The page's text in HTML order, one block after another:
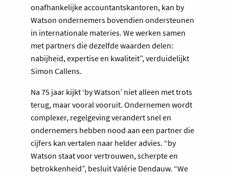
onafhankelijke accountantskantoren, kan by
Watson ondernemers bovendien ondersteunen
in internationale materies. We werken samen
met partners die dezelfde waarden delen:
nabijheid, expertise en kwaliteit”, verduidelijkt
Simon Callens.
Na 75 jaar kijkt ‘by Watson’ niet alleen met trots
terug, maar vooral vooruit. Ondernemen wordt
complexer, regelgeving verandert snel en
ondernemers hebben nood aan een partner die
cijfers kan vertalen naar helder advies. “by
Watson staat voor vertrouwen, scherpte en
betrokkenheid”, besluit Valérie Dendauw. “We